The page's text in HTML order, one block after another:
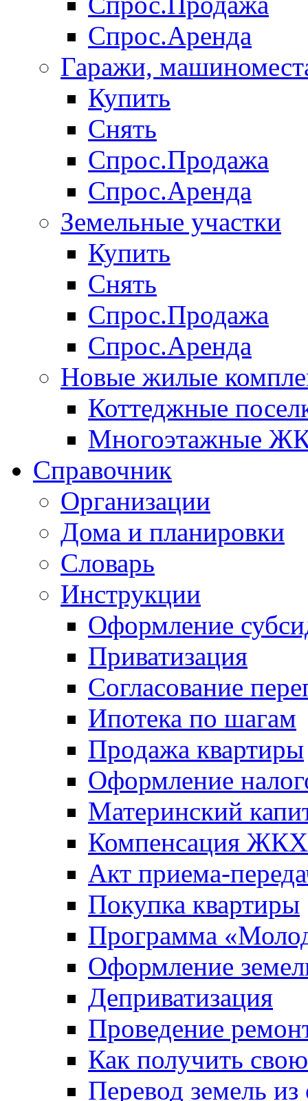
Спрос.Аренда
Гаражи,
Купить
Снять
Спрос.Продажа
Спрос.Аренда
Земельные участки
Купить
Снять
Спрос.Продажа
Спрос.Аренда
Новые жилые
Коттеджные
Многоэтажные
Справочник
Организации
Дома и планировки
Словарь
Инструкции
Оформление
Приватизация
Согласование
Ипотека по шагам
Продажа квартиры
Оформление
Материнский
Компенсация ЖКХ
Акт приема-
Покупка квартиры
Программа
Оформление
Деприватизация
Проведение
Как получить
Перевод земель